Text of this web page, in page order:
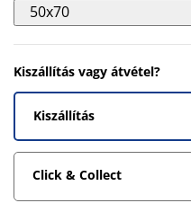
50x70
Kiszállítás vagy átvétel?
Kiszállítás
Click & Collect